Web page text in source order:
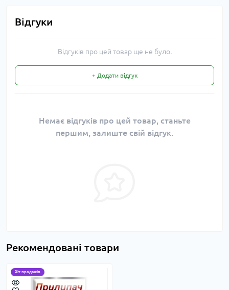
Відгуки
Відгуків про цей товар ще не було.
+ Додати відгук
Немає відгуків про цей товар, станьте
першим, залиште свій відгук.
Рекомендовані товари
Хіт продажів